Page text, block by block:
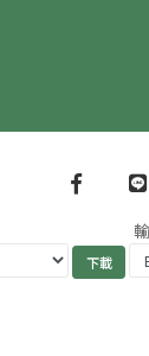
line